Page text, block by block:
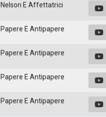
Nelson E Affettatrici
Papere E Antipapere
Papere E Antipapere
Papere E Antipapere
Papere E Antipapere